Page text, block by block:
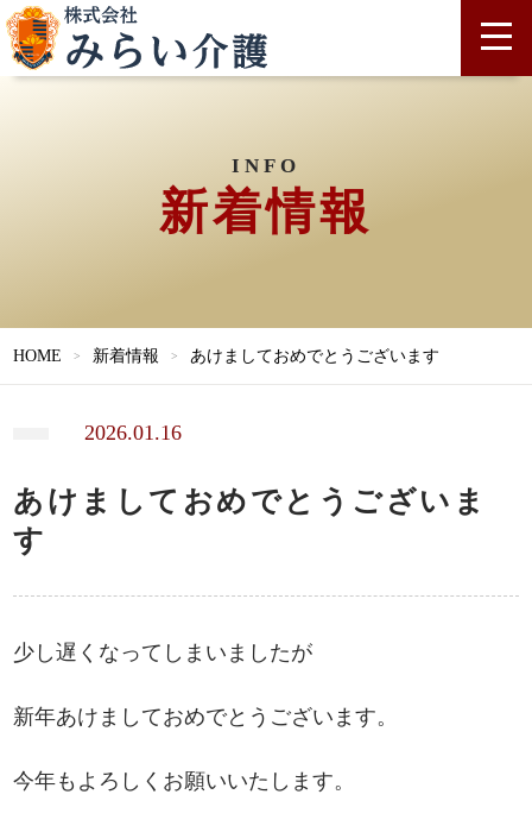
INFO
新着情報
HOME 新着情報 あけましておめでとうございます
2026.01.16
あけましておめでとうございま
す
少し遅くなってしまいましたが
新年あけましておめでとうございます。
今年もよろしくお願いいたします。